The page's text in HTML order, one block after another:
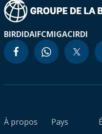
BIRDIDAIFCMIGACIRDI
À propos
Pays